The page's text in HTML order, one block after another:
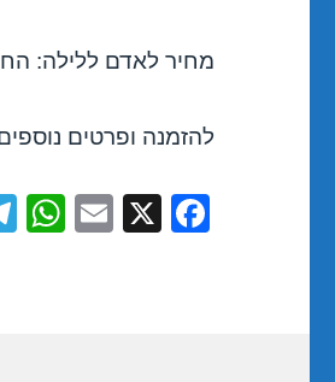
מחיר לאדם ללילה: החל
להזמנה ופרטים
F
X
E